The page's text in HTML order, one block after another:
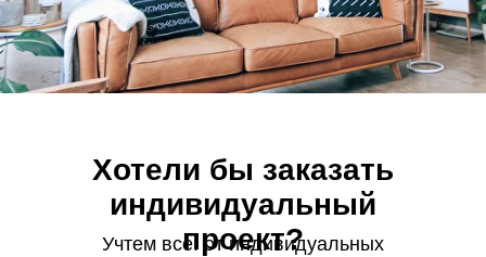
Хотели бы заказать
индивидуальный
проект?
Учтем все: от индивидуальных